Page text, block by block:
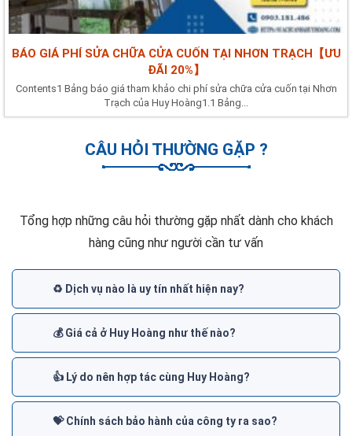
BÁO GIÁ PHÍ SỬA CHỮA CỬA CUỐN TẠI NHƠN TRẠCH【ƯU
ĐÃI 20%】
Contents1 Bảng báo giá tham khảo chi phí sửa chữa cửa cuốn tại Nhơn
Trạch của Huy Hoàng1.1 Bảng...
CÂU HỎI THƯỜNG GẶP ?
Tổng hợp những câu hỏi thường gặp nhất dành cho khách
hàng cũng như người cần tư vấn
♻️ Dịch vụ nào là uy tín nhất hiện nay?
💰 Giá cả ở Huy Hoàng như thế nào?
👍 Lý do nên hợp tác cùng Huy Hoàng?
💝 Chính sách bảo hành của công ty ra sao?